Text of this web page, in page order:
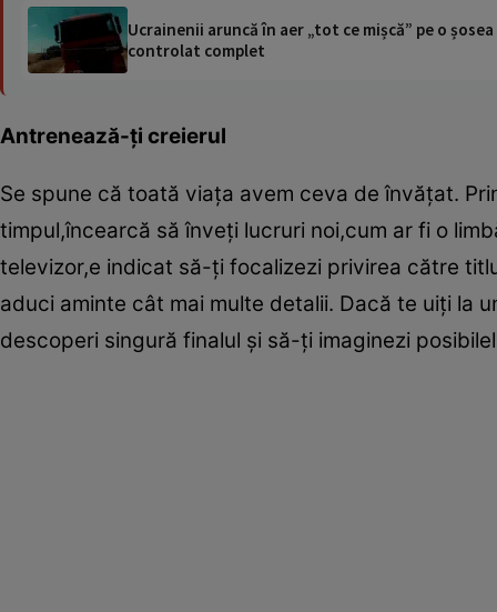
Ucrainenii aruncă în aer „tot ce mișcă” pe o
controlat complet
Antrenează-ţi creierul
Se spune că toată viaţa avem ceva de învăţat.
timpul,încearcă să înveţi lucruri noi,cum ar fi o
televizor,e indicat să-ţi focalizezi privirea către
aduci aminte cât mai multe detalii. Dacă te uiţi la
descoperi singură finalul şi să-ţi imaginezi